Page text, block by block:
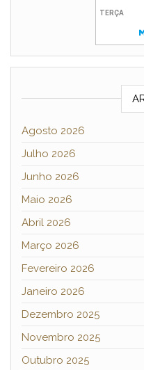
Agosto 2026
Julho 2026
Junho 2026
Maio 2026
Abril 2026
Março 2026
Fevereiro 2026
Janeiro 2026
Dezembro 2025
Novembro 2025
Outubro 2025